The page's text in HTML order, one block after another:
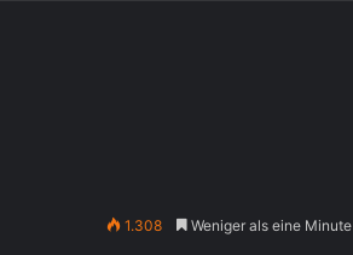
1.308 Weniger als eine Minute